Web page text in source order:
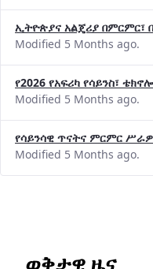
ኢትዮጵያና አልጄሪያ በምርምር፣
Modified 5 Months ago.
የ2026 የአፍሪካ የሳይንስ፣
Modified 5 Months ago.
የሳይንሳዊ ጥናትና ምርምር
Modified 5 Months ago.